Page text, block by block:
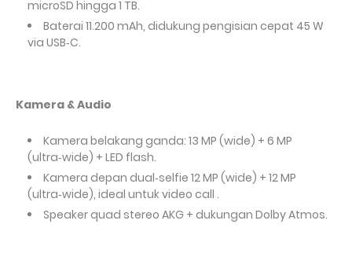
microSD hingga 1 TB.
Baterai 11.200 mAh, didukung pengisian cepat 45 W
via USB‑C.
Kamera & Audio
Kamera belakang ganda: 13 MP (wide) + 6 MP
(ultra‑wide) + LED flash.
Kamera depan dual‑selfie 12MP (wide) + 12MP
(ultra‑wide), ideal untuk video call .
Speaker quad stereo AKG + dukungan Dolby Atmos.